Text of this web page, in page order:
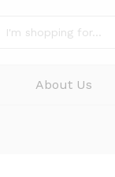
About Us